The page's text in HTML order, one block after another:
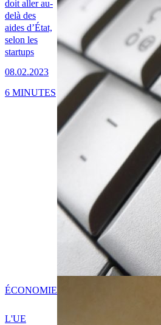
doit aller au-
delà des
aides d’État,
selon les
startups
08.02.2023
6 MINUTES
L'UE
ÉCONOMIE